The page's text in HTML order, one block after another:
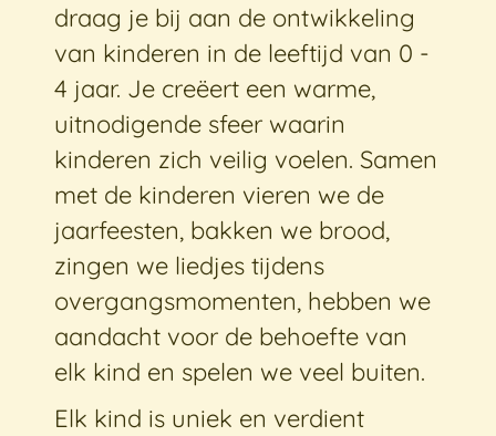
draag je bij aan de ontwikkeling
van kinderen in de leeftijd van 0 -
4 jaar. Je creëert een warme,
uitnodigende sfeer waarin
kinderen zich veilig voelen. Samen
met de kinderen vieren we de
jaarfeesten, bakken we brood,
zingen we liedjes tijdens
overgangsmomenten, hebben we
aandacht voor de behoefte van
elk kind en spelen we veel buiten.
Elk kind is uniek en verdient